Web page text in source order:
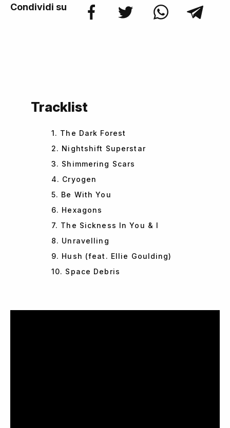
Condividi su
Tracklist
1. The Dark Forest
2. Nightshift Superstar
3. Shimmering Scars
4. Cryogen
5. Be With You
6. Hexagons
7. The Sickness In You & I
8. Unravelling
9. Hush (feat. Ellie Goulding)
10. Space Debris